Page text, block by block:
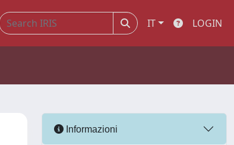
IT LOGIN
Informazioni